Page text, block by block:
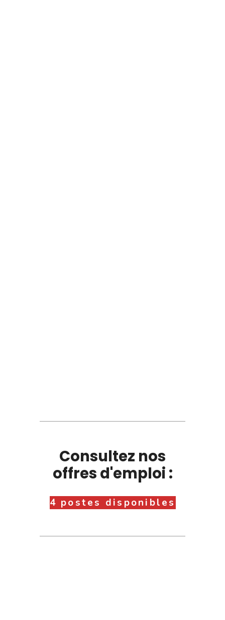
Consultez nos
offres d'emploi :
4 postes disponibles